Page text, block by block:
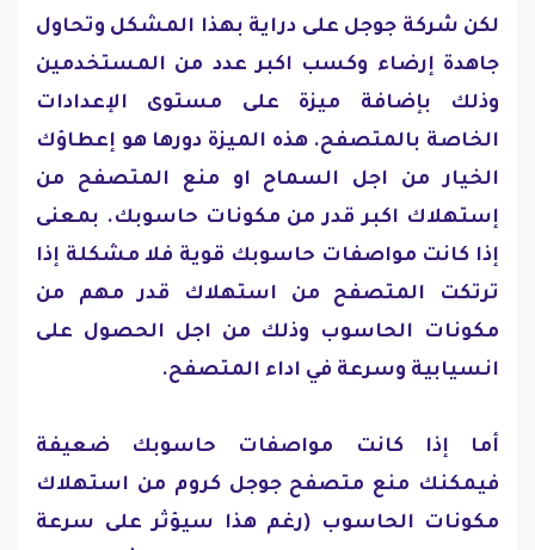
لكن شركة جوجل على دراية بهذا المشكل وتحاول
جاهدة إرضاء وكسب اكبر عدد من المستخدمين
وذلك بإضافة ميزة على مستوى الإعدادات
الخاصة بالمتصفح. هذه الميزة دورها هو إعطاؤك
الخيار من اجل السماح او منع المتصفح من
إستهلاك اكبر قدر من مكونات حاسوبك. بمعنى
إذا كانت مواصفات حاسوبك قوية فلا مشكلة إذا
ترتكت المتصفح من استهلاك قدر مهم من
مكونات الحاسوب وذلك من اجل الحصول على
انسيابية وسرعة في اداء المتصفح.
أما إذا كانت مواصفات حاسوبك ضعيفة
فيمكنك منع متصفح جوجل كروم من استهلاك
مكونات الحاسوب (رغم هذا سيؤثر على سرعة